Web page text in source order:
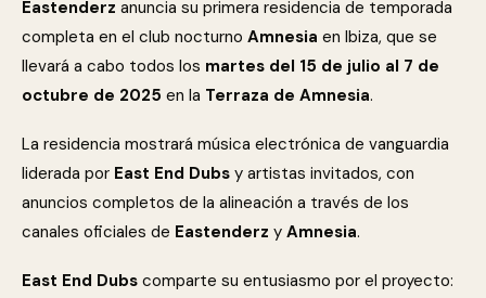
Eastenderz anuncia su primera residencia de temporada
completa en el club nocturno Amnesia en Ibiza, que se
llevará a cabo todos los martes del 15 de julio al 7 de
octubre de 2025 en la Terraza de Amnesia.
La residencia mostrará música electrónica de vanguardia
liderada por East End Dubs y artistas invitados, con
anuncios completos de la alineación a través de los
canales oficiales de Eastenderz y Amnesia.
East End Dubs comparte su entusiasmo por el proyecto: